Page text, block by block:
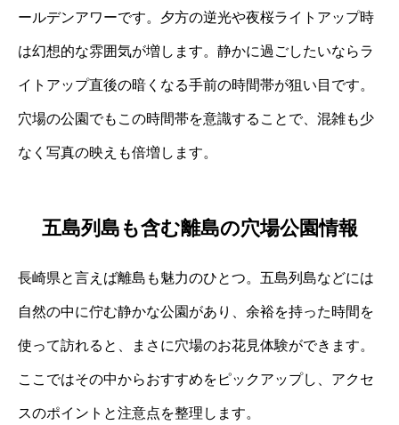
ールデンアワーです。夕方の逆光や夜桜ライトアップ時
は幻想的な雰囲気が増します。静かに過ごしたいならラ
イトアップ直後の暗くなる手前の時間帯が狙い目です。
穴場の公園でもこの時間帯を意識することで、混雑も少
なく写真の映えも倍増します。
五島列島も含む離島の穴場公園情報
長崎県と言えば離島も魅力のひとつ。五島列島などには
自然の中に佇む静かな公園があり、余裕を持った時間を
使って訪れると、まさに穴場のお花見体験ができます。
ここではその中からおすすめをピックアップし、アクセ
スのポイントと注意点を整理します。